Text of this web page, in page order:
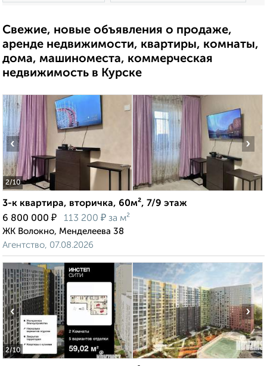
Свежие, новые объявления о продаже,
аренде недвижимости, квартиры, комнаты,
дома, машиноместа, коммерческая
недвижимость в Курске
2/10
‹ ›
3-к квартира, вторичка, 60м², 7/9 этаж
6 800 000 ₽ 113 200 ₽ за м²
ЖК Волокно, Менделеева 38
Агентство, 07.08.2026
2/10
‹ ›